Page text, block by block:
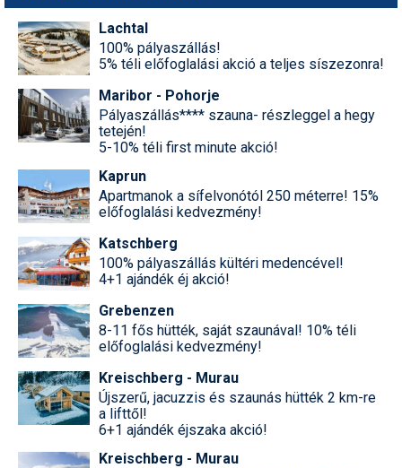
Lachtal
100% pályaszállás!
5% téli előfoglalási akció a teljes síszezonra!
Maribor - Pohorje
Pályaszállás**** szauna- részleggel a hegy
tetején!
5-10% téli first minute akció!
Kaprun
Apartmanok a sífelvonótól 250 méterre! 15%
előfoglalási kedvezmény!
Katschberg
100% pályaszállás kültéri medencével!
4+1 ajándék éj akció!
Grebenzen
8-11 fős hütték, saját szaunával! 10% téli
előfoglalási kedvezmény!
Kreischberg - Murau
Újszerű, jacuzzis és szaunás hütték 2 km-re
a lifttől!
6+1 ajándék éjszaka akció!
Kreischberg - Murau